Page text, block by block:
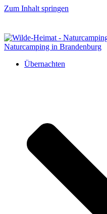
Zum Inhalt springen
Übernachten